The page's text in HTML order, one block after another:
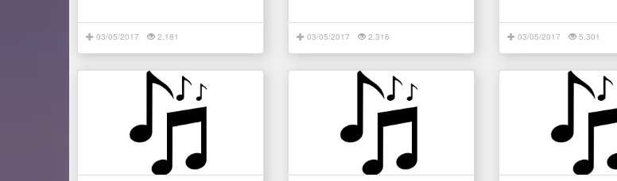
03/05/2017 2.181 03/05/2017 2.316 03/05/2017 5.301